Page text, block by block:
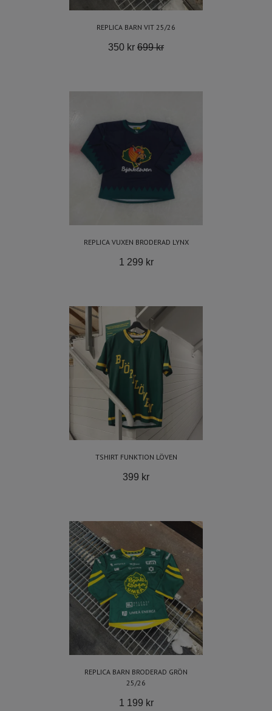
REPLICA BARN VIT 25/26
350 kr 699 kr
REPLICA VUXEN BRODERAD LYNX
1 299 kr
TSHIRT FUNKTION LÖVEN
399 kr
REPLICA BARN BRODERAD GRÖN
25/26
1 199 kr